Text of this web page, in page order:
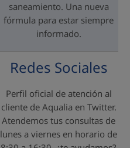
saneamiento. Una nueva
fórmula para estar siempre
informado.
Redes Sociales
Perfil oficial de atención al
cliente de Aqualia en Twitter.
Atendemos tus consultas de
lunes a viernes en horario de